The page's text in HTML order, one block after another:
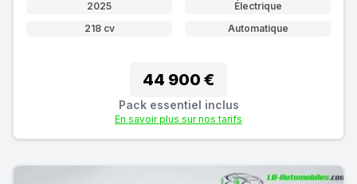
2025
Électrique
218 cv
Automatique
44 900 €
Pack essentiel inclus
En savoir plus sur nos tarifs